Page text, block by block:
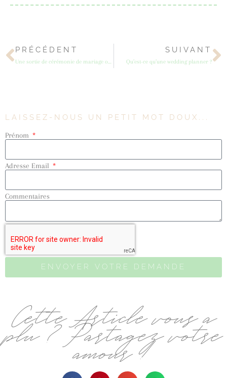
PRÉCÉDENT
Une sortie de cérémonie de mariage originale
SUIVANT
Qu’est-ce qu’une wedding planner ?
LAISSEZ-NOUS UN PETIT MOT DOUX...
Prénom
Adresse Email
Commentaires
ENVOYER VOTRE DEMANDE
Cette Article vous a
plu ? Partagez votre
amour !